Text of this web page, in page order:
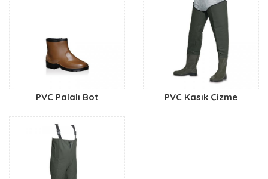
PVC Palalı Bot PVC Kasık Çizme